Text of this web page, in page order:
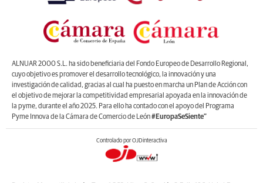
ALNUAR 2000 S.L. ha sido beneficiaria del Fondo Europeo de Desarrollo Regional,
cuyo objetivo es promover el desarrollo tecnológico, la innovación y una
investigación de calidad, gracias al cual ha puesto en marcha un Plan de Acción con
el objetivo de mejorar la competitividad empresarial apoyada en la innovación de
la pyme, durante el año 2025. Para ello ha contado con el apoyo del Programa
Pyme Innova de la Cámara de Comercio de León#EuropaSeSiente”
Controlado por OJDinteractiva